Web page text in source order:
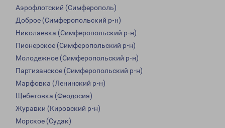
Аэрофлотский (Симферополь)
Доброе (Симферопольский р-н)
Николаевка (Симферопольский р-н)
Пионерское (Симферопольский р-н)
Молодежное (Симферопольский р-н)
Партизанское (Симферопольский р-н)
Марфовка (Ленинский р-н)
Щебетовка (Феодосия)
Журавки (Кировский р-н)
Морское (Судак)